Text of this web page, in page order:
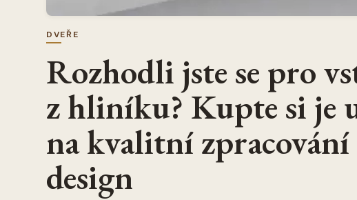
Rozhodli jste se pro
z hliníku? Kupte si je
na kvalitní
design
DVEŘE